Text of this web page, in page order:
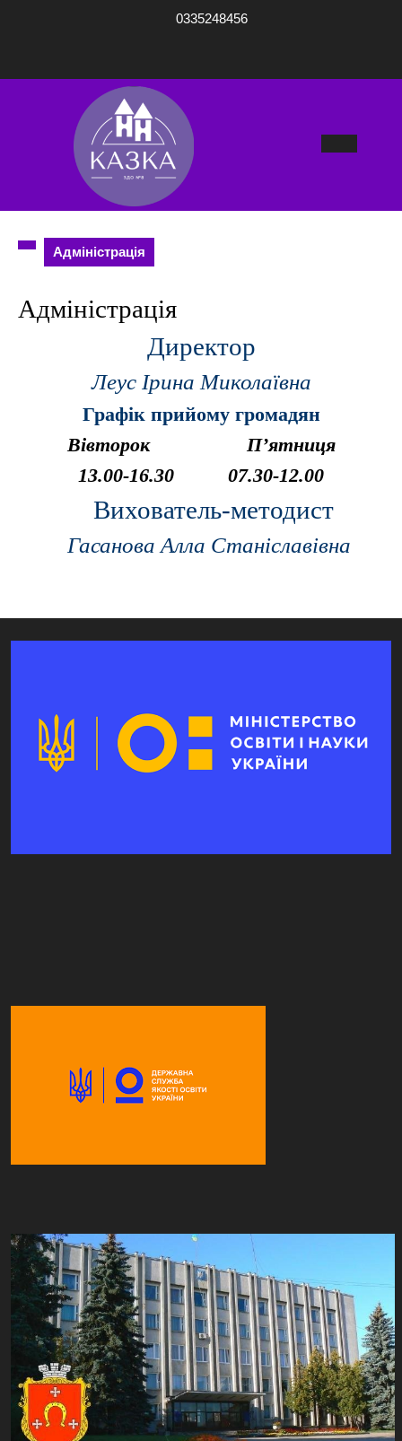
0335248456
Адміністрація
Адміністрація
Директор
Леус Ірина Миколаївна
Графік прийому громадян
Вівторок
П’ятниця
13.00-16.30 07.30-12.00
Вихователь-методист
Гасанова Алла Станіславівна